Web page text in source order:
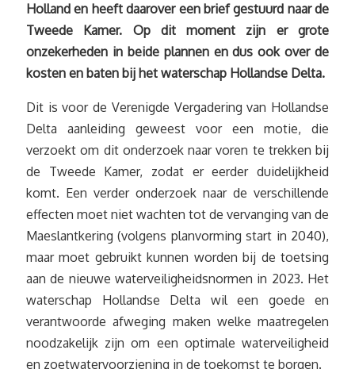
Holland en heeft daarover een brief gestuurd naar de
Tweede Kamer. Op dit moment zijn er grote
onzekerheden in beide plannen en dus ook over de
kosten en baten bij het waterschap Hollandse Delta.
Dit is voor de Verenigde Vergadering van Hollandse
Delta aanleiding geweest voor een motie, die
verzoekt om dit onderzoek naar voren te trekken bij
de Tweede Kamer, zodat er eerder duidelijkheid
komt. Een verder onderzoek naar de verschillende
effecten moet niet wachten tot de vervanging van de
Maeslantkering (volgens planvorming start in 2040),
maar moet gebruikt kunnen worden bij de toetsing
aan de nieuwe waterveiligheidsnormen in 2023. Het
waterschap Hollandse Delta wil een goede en
verantwoorde afweging maken welke maatregelen
noodzakelijk zijn om een optimale waterveiligheid
en zoetwatervoorziening in de toekomst te borgen.